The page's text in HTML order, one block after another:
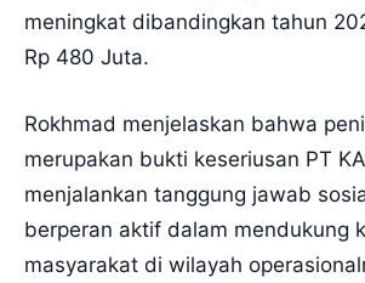
meningkat dibandingkan tahun
Rp 480 Juta.
Rokhmad menjelaskan bahwa
merupakan bukti keseriusan PT
menjalankan tanggung jawab
berperan aktif dalam mendukung
masyarakat di wilayah